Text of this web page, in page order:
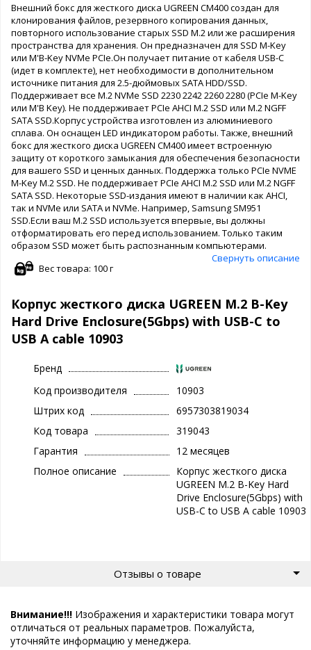
Внешний бокс для жесткого диска UGREEN CM400 создан для
клонирования файлов, резервного копирования данных,
повторного использование старых SSD M.2 или же расширения
пространства для хранения. Он предназначен для SSD M-Key
или M'B-Key NVMe PCIe.Он получает питание от кабеля USB-С
(идет в комплекте), нет необходимости в дополнительном
источнике питания для 2.5-дюймовых SATA HDD/SSD.
Поддерживает все M.2 NVMe SSD 2230 2242 2260 2280 (PCIe M-Key
или M'B Key). Не поддерживает PCIe AHCI M.2 SSD или M.2 NGFF
SATA SSD.Корпус устройства изготовлен из алюминиевого
сплава. Он оснащен LED индикатором работы. Также, внешний
бокс для жесткого диска UGREEN CM400 имеет встроенную
защиту от короткого замыкания для обеспечения безопасности
для вашего SSD и ценных данных. Поддержка только PCIe NVME
M-Key M.2 SSD. Не поддерживает PCIe AHCI M.2 SSD или M.2 NGFF
SATA SSD. Некоторые SSD-издания имеют в наличии как AHCI,
так и NVMe или SATA и NVMe. Например, Samsung SM951
SSD.Если ваш M.2 SSD используется впервые, вы должны
отформатировать его перед использованием. Только таким
образом SSD может быть распознанным компьютерами.
Свернуть описание
Вес товара: 100 г
Корпус жесткого диска UGREEN M.2 B-Key
Hard Drive Enclosure(5Gbps) with USB-C to
USB A cable 10903
Бренд
Код производителя
10903
Штрих код
6957303819034
Код товара
319043
Гарантия
12 месяцев
Полное описание
Корпус жесткого диска
UGREEN M.2 B-Key Hard
Drive Enclosure(5Gbps) with
USB-C to USB A cable 10903
Отзывы о товаре
Внимание!!! Изображения и характеристики товара могут
отличаться от реальных параметров. Пожалуйста,
уточняйте информацию у менеджера.